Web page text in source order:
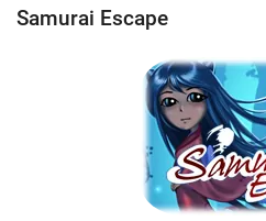
Samurai Escape